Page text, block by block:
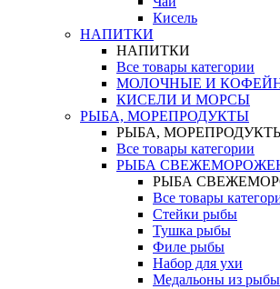
Кисель
НАПИТКИ
НАПИТКИ
Все товары категории
МОЛОЧНЫЕ И
КИСЕЛИ И МОРСЫ
РЫБА, МОРЕПРОДУКТЫ
РЫБА,
Все товары категории
РЫБА
РЫБА
Все товары
Стейки рыбы
Тушка рыбы
Филе рыбы
Набор для ухи
Медальоны из рыбы